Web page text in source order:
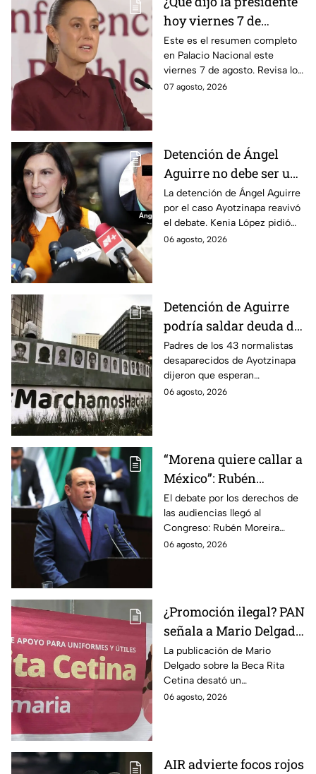
hoy viernes 7 de
agosto? Resumen EN
VIVO
Este es el resumen completo
en Palacio Nacional este
viernes 7 de agosto. Revisa los
datos presentados y las
07 agosto, 2026
Detención de Ángel
Aguirre no debe ser un
distractor, pide Kenia
López; exige justicia
por caso Ayotzinapa
La detención de Ángel Aguirre
por el caso Ayotzinapa reavivó
el debate. Kenia López pidió
que no sea un distractor
06 agosto, 2026
Detención de Aguirre
podría saldar deuda de
justicia: padres de los
43 de Ayotzinapa
Padres de los 43 normalistas
desaparecidos de Ayotzinapa
dijeron que esperan
información oficial sobre la
06 agosto, 2026
“Morena quiere callar a
México”: Rubén
Moreira pide frenar
discusión de
lineamientos de
audiencias hasta
El debate por los derechos de
las audiencias llegó al
Congreso: Rubén Moreira
reclama una consulta con
06 agosto, 2026
¿Promoción ilegal? PAN
señala a Mario Delgado
por publicación sobre
la Beca Rita Cetina
La publicación de Mario
Delgado sobre la Beca Rita
Cetina desató un
enfrentamiento entre Morena
06 agosto, 2026
AIR advierte focos rojos